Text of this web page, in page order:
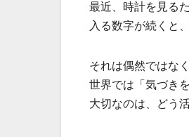
最近、時計を見る
入る数字が続くと
それは偶然ではな
世界では「気づき
大切なのは、どう